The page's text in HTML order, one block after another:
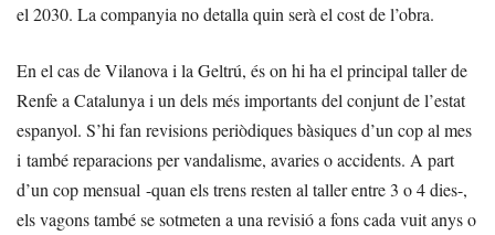
el 2030. La companyia no detalla quin serà el cost de l’obra.
En el cas de Vilanova i la Geltrú, és on hi ha el principal taller de
Renfe a Catalunya i un dels més importants del conjunt de l’estat
espanyol. S’hi fan revisions periòdiques bàsiques d’un cop al mes
i també reparacions per vandalisme, avaries o accidents. A part
d’un cop mensual -quan els trens resten al taller entre 3 o 4 dies-,
els vagons també se sotmeten a una revisió a fons cada vuit anys o